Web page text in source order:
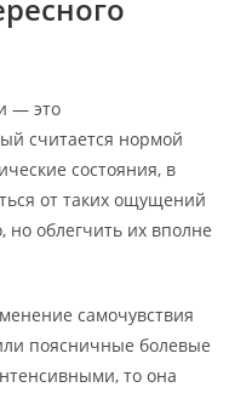
— это
считается нормой
состояния, в
от таких ощущений
облегчить их вполне
самочувствия
поясничные болевые
то она